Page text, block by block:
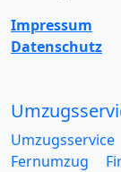
Impressum
Datenschutz
Umzugsservice
Fernumzug